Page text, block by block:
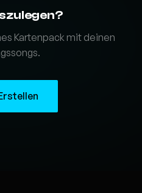
Kartenpack mit deinen